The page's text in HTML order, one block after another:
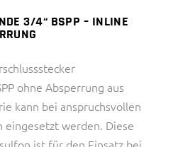
3/4“ BSPP – INLINE
ohne Absperrung aus
kann bei anspruchsvollen
eingesetzt werden. Diese